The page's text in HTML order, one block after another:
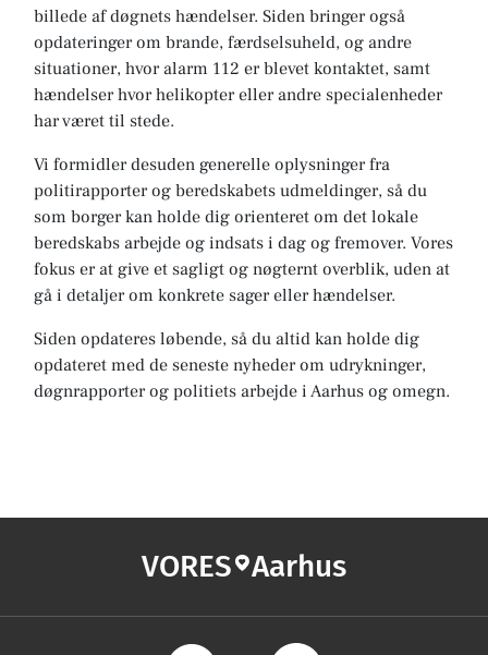
billede af døgnets hændelser. Siden bringer også
opdateringer om brande, færdselsuheld, og andre
situationer, hvor alarm 112 er blevet kontaktet, samt
hændelser hvor helikopter eller andre specialenheder
har været til stede.
Vi formidler desuden generelle oplysninger fra
politirapporter og beredskabets udmeldinger, så du
som borger kan holde dig orienteret om det lokale
beredskabs arbejde og indsats i dag og fremover. Vores
fokus er at give et sagligt og nøgternt overblik, uden at
gå i detaljer om konkrete sager eller hændelser.
Siden opdateres løbende, så du altid kan holde dig
opdateret med de seneste nyheder om udrykninger,
døgnrapporter og politiets arbejde i Aarhus og omegn.
VORES Aarhus